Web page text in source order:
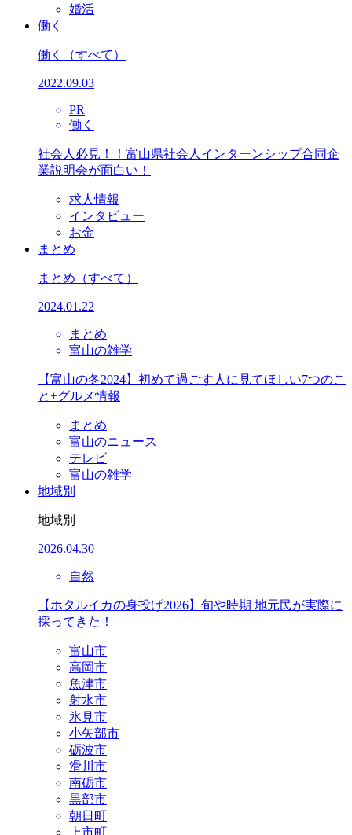
婚活
働く
働く （すべて）
2022.09.03
PR
働く
社会人必見！！富山県社会人インターンシップ合同企
業説明会が面白い！
求人情報
インタビュー
お金
まとめ
まとめ （すべて）
2024.01.22
まとめ
富山の雑学
【富山の冬2024】初めて過ごす人に見てほしい7つのこ
と+グルメ情報
まとめ
富山のニュース
テレビ
富山の雑学
地域別
地域別
2026.04.30
自然
【ホタルイカの身投げ2026】旬や時期 地元民が実際に
採ってきた！
富山市
高岡市
魚津市
射水市
氷見市
小矢部市
砺波市
滑川市
南砺市
黒部市
朝日町
上市町